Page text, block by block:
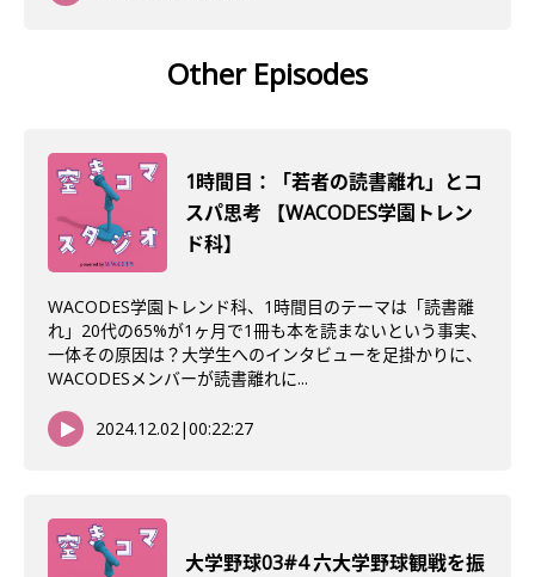
Other Episodes
1時間目：「若者の読書離れ」とコ
スパ思考 【WACODES学園トレン
ド科】
WACODES学園トレンド科、1時間目のテーマは「読書離
れ」20代の65%が1ヶ月で1冊も本を読まないという事実、
一体その原因は？大学生へのインタビューを足掛かりに、
WACODESメンバーが読書離れに...
2024.12.02|00:22:27
大学野球03#4 六大学野球観戦を振